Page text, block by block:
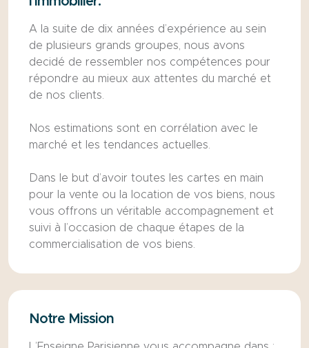
A la suite de dix années d’expérience au sein
de plusieurs grands groupes, nous avons
decidé de ressembler nos compétences pour
répondre au mieux aux attentes du marché et
de nos clients.
Nos estimations sont en corrélation avec le
marché et les tendances actuelles.
Dans le but d’avoir toutes les cartes en main
pour la vente ou la location de vos biens, nous
vous offrons un véritable accompagnement et
suivi à l’occasion de chaque étapes de la
commercialisation de vos biens.
Notre Mission